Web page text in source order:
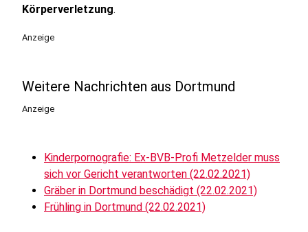
Körperverletzung.
Anzeige
Weitere Nachrichten aus Dortmund
Anzeige
Kinderpornografie: Ex-BVB-Profi Metzelder muss
sich vor Gericht verantworten (22.02.2021)
Gräber in Dortmund beschädigt (22.02.2021)
Frühling in Dortmund (22.02.2021)